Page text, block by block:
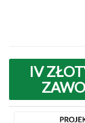
IV